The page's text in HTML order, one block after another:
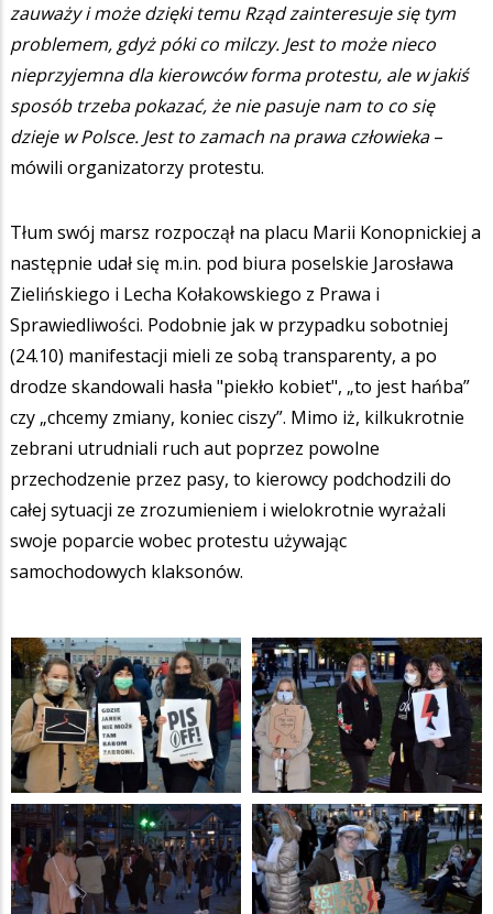
zauważy i może dzięki temu Rząd zainteresuje się tym
problemem, gdyż póki co milczy. Jest to może nieco
nieprzyjemna dla kierowców forma protestu, ale w jakiś
sposób trzeba pokazać, że nie pasuje nam to co się
dzieje w Polsce. Jest to zamach na prawa człowieka–
mówili organizatorzy protestu.
Tłum swój marsz rozpoczął na placu Marii Konopnickiej a
następnie udał się m.in. pod biura poselskie Jarosława
Zielińskiego i Lecha Kołakowskiego z Prawa i
Sprawiedliwości. Podobnie jak w przypadku sobotniej
(24.10) manifestacji mieli ze sobą transparenty, a po
drodze skandowali hasła "piekło kobiet", „to jest hańba”
czy „chcemy zmiany, koniec ciszy”. Mimo iż, kilkukrotnie
zebrani utrudniali ruch aut poprzez powolne
przechodzenie przez pasy, to kierowcy podchodzili do
całej sytuacji ze zrozumieniem i wielokrotnie wyrażali
swoje poparcie wobec protestu używając
samochodowych klaksonów.